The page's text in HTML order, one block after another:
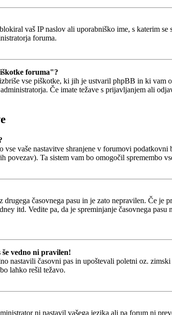
vaš IP naslov ali uporabniško ime, s katerim
foruma.
foruma"?
vse piškotke, ki jih je ustvaril phpBB in ki vam
Če imate težave s prijavljanjem ali
vse vaše nastavitve shranjene v forumovi
povezav). Ta sistem vam bo omogočil spremembo
drugega časovnega pasu in je zato nepravilen. Če je
itd. Vedite pa, da je spreminjanje časovnega
še vedno ni pravilen!
nastavili časovni pas in upoštevali poletni oz.
lahko rešil težavo.
ni nastavil vašega jezika ali pa forum ni